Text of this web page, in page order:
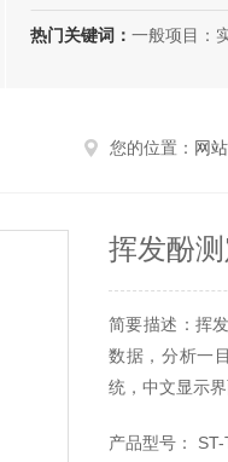
热门关键词： 一般项目：实验分析仪器制造；实验分析仪器销售；仪器仪表销售；仪器仪表制造；电子测量仪器销售；电子测量仪器制造；电子产品销售；环境保护专用设备制造；环
您的位置： 网
挥发酚
简要描述：挥
数据，分析一
统，中文显示
产品型号：